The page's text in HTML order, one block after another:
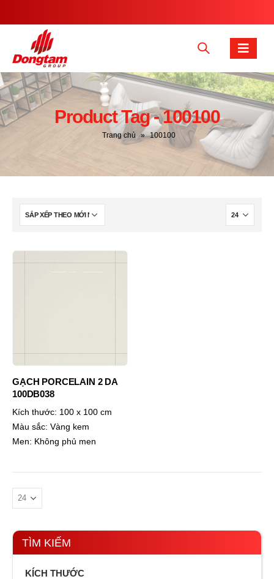
Product Tag - 100100
Trang chủ » 100100
GẠCH PORCELAIN 2 DA
100DB038
Kích thước: 100 x 100 cm
Màu sắc: Vàng kem
Men: Không phủ men
TÌM KIẾM
KÍCH THƯỚC